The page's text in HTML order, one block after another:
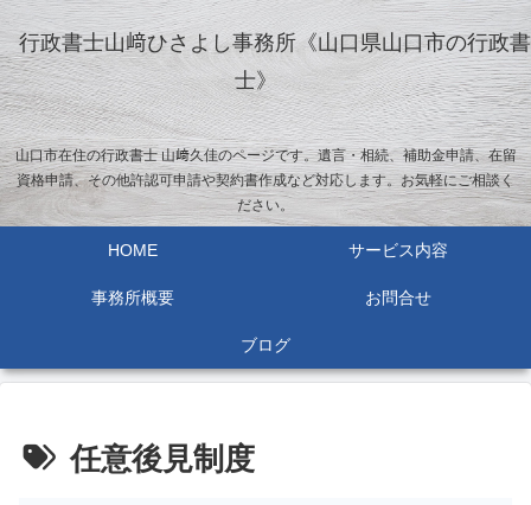
行政書士山﨑ひさよし事務所《山口県山口市の行政書
士》
山口市在住の行政書士 山﨑久佳のページです。遺言・相続、補助金申請、在留
資格申請、その他許認可申請や契約書作成など対応します。お気軽にご相談く
ださい。
HOME サービス内容
事務所概要 お問合せ
ブログ
任意後見制度